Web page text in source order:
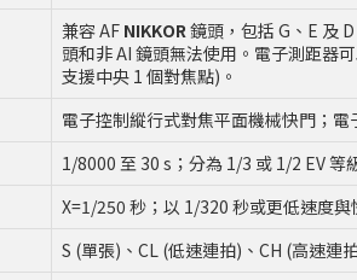
兼容 AF NIKKOR鏡頭，包括 G、E 及
頭和非 AI 鏡頭無法使用。電子測距器
支援中央 1 個對焦點)。
電子控制縱行式對焦平面機械快門；
1/8000 至 30 s；分為 1/3 或 1/2 EV 等
X=1/250 秒；以 1/320 秒或更低速度
S (單張)、CL (低速連拍)、CH (高速連